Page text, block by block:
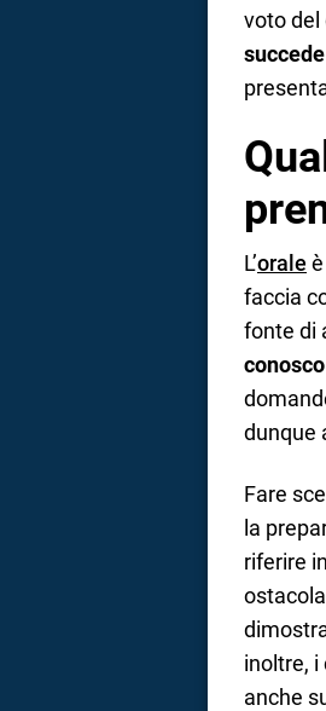
voto del
succede
L’orale
faccia
fonte di
dunque
Fare
la
riferire
inoltre,
anche